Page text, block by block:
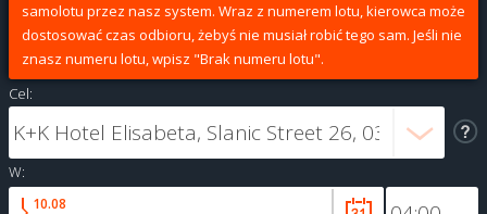
samolotu przez nasz system. Wraz z numerem lotu, kierowca może
dostosować czas odbioru, żebyś nie musiał robić tego sam. Jeśli nie
znasz numeru lotu, wpisz "Brak numeru lotu".
Cel:
W:
10.08